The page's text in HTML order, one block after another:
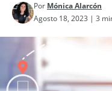
Por Mónica Alarcón
Agosto 18, 2023 | 3